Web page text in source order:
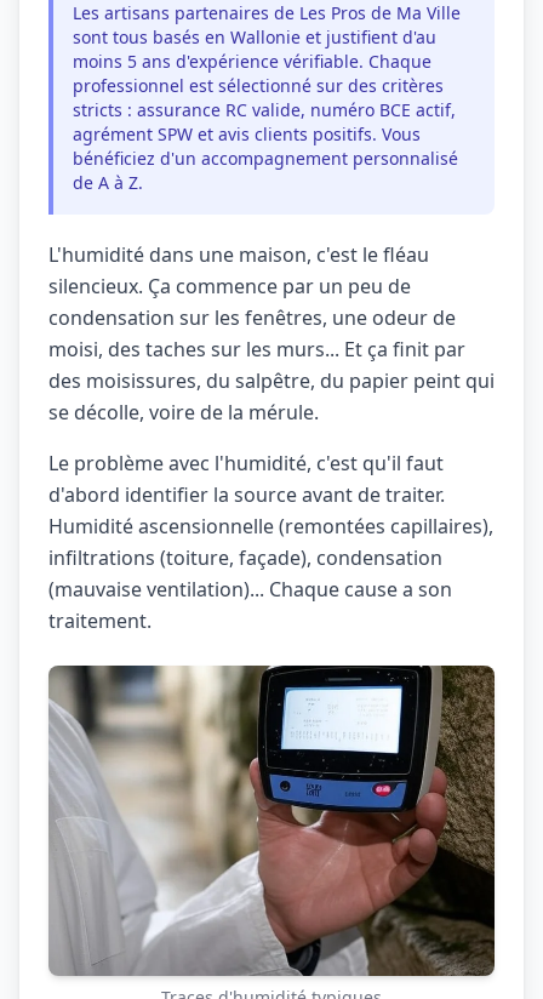
Les artisans partenaires de Les Pros de Ma Ville
sont tous basés en Wallonie et justifient d'au
moins 5 ans d'expérience vérifiable. Chaque
professionnel est sélectionné sur des critères
stricts : assurance RC valide, numéro BCE actif,
agrément SPW et avis clients positifs. Vous
bénéficiez d'un accompagnement personnalisé
de A à Z.
L'humidité dans une maison, c'est le fléau
silencieux. Ça commence par un peu de
condensation sur les fenêtres, une odeur de
moisi, des taches sur les murs... Et ça finit par
des moisissures, du salpêtre, du papier peint qui
se décolle, voire de la mérule.
Le problème avec l'humidité, c'est qu'il faut
d'abord identifier la source avant de traiter.
Humidité ascensionnelle (remontées capillaires),
infiltrations (toiture, façade), condensation
(mauvaise ventilation)... Chaque cause a son
traitement.